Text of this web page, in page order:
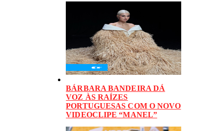
BÁRBARA BANDEIRA DÁ
VOZ ÀS RAÍZES
PORTUGUESAS COM O NOVO
VIDEOCLIPE “MANEL”